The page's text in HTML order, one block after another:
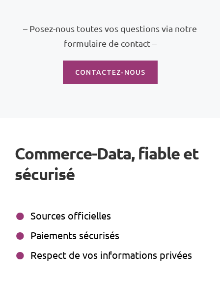
– Posez-nous toutes vos questions via notre
formulaire de contact –
CONTACTEZ-NOUS
Commerce-Data, fiable et
sécurisé
Sources officielles
Paiements sécurisés
Respect de vos informations privées